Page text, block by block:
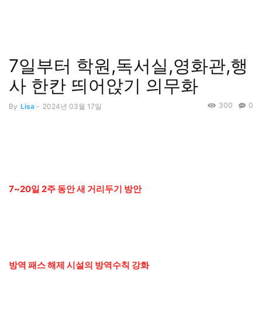
7일부터 학원,독서실,영화관,행
사 한칸 띄어앉기 의무화
By Lisa - 2024년 03월 17일 0
300
7~20일 2주 동안 새 거리두기 방안
방역 패스 해제 시설의 방역수칙 강화